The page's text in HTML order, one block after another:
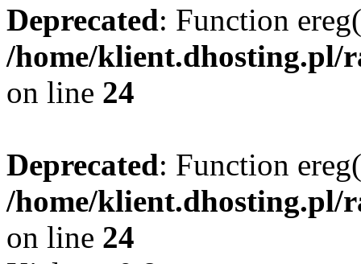
Deprecated: Function
/home/klient.dhosting.pl/
on line 24
Deprecated: Function
/home/klient.dhosting.pl/
on line 24